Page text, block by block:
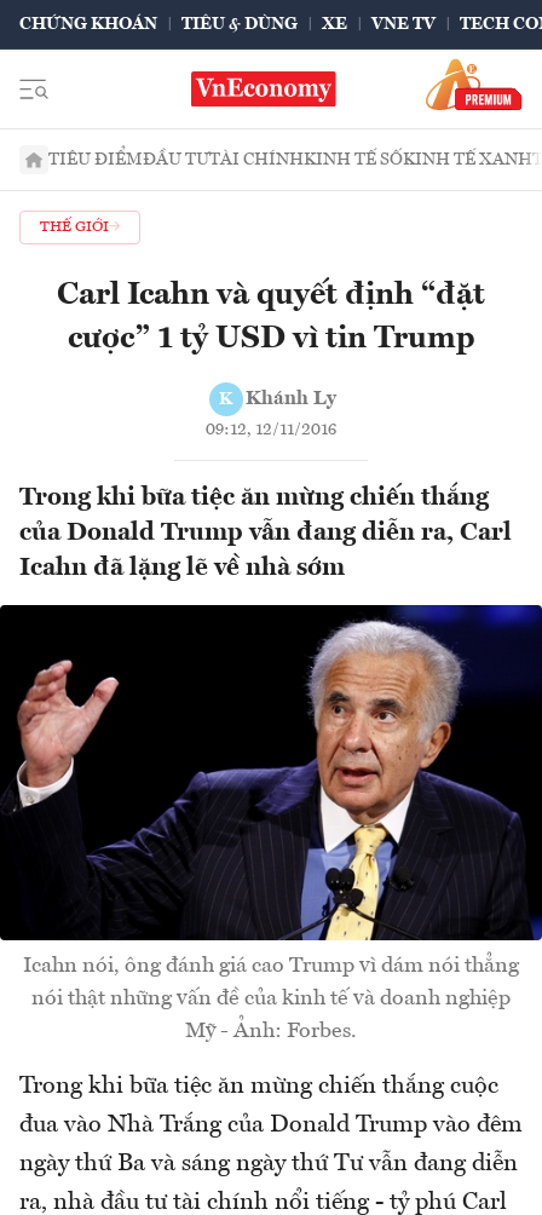
CHỨNG KHOÁN TIÊU & DÙNG XE VNE TV TECH
TIÊU ĐIỂMĐẦU TƯTÀI CHÍNHKINH TẾ SỐKINH TẾ XANH
THẾ GIỚI
Carl Icahn và quyết định “đặt
cược” 1 tỷ USD vì tin Trump
K Khánh Ly
09:12, 12/11/2016
Trong khi bữa tiệc ăn mừng chiến thắng
của Donald Trump vẫn đang diễn ra, Carl
Icahn đã lặng lẽ về nhà sớm
Icahn nói, ông đánh giá cao Trump vì dám nói thẳng
nói thật những vấn đề của kinh tế và doanh nghiệp
Mỹ - Ảnh: Forbes.
Trong khi bữa tiệc ăn mừng chiến thắng cuộc
đua vào Nhà Trắng của Donald Trump vào đêm
ngày thứ Ba và sáng ngày thứ Tư vẫn đang diễn
ra, nhà đầu tư tài chính nổi tiếng - tỷ phú Carl